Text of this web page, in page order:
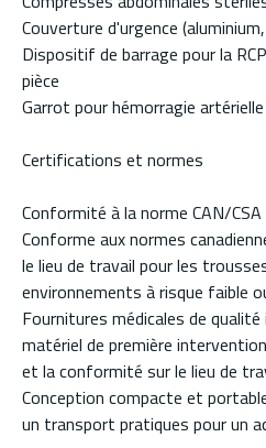
Couverture d'urgence
Dispositif de barrage pour la
pièce
Garrot pour hémorragie
Certifications et normes
Conformité à la norme CAN/
Conforme aux normes
le lieu de travail pour les
environnements à risque faible
Fournitures médicales de
matériel de première
et la conformité sur le lieu de
Conception compacte et
un transport pratiques pour un